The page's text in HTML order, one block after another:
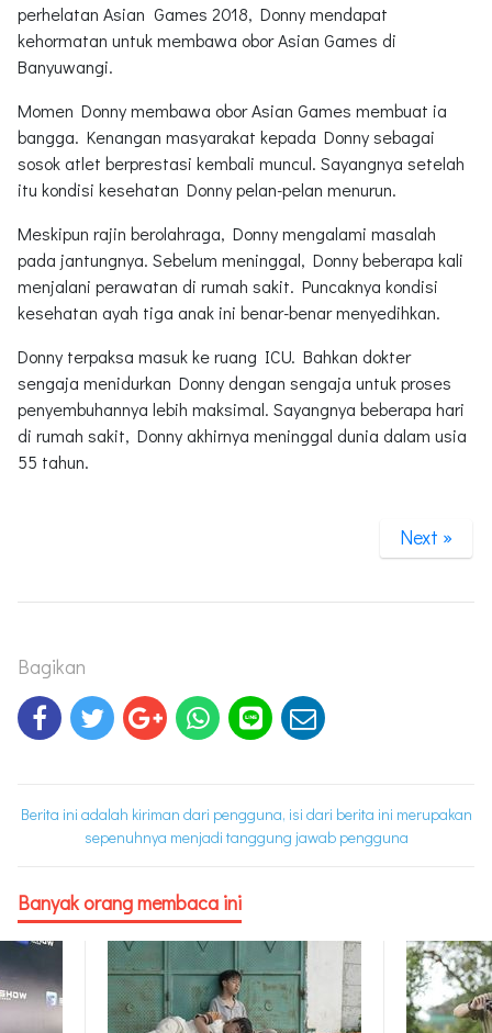
perhelatan Asian Games 2018, Donny mendapat
kehormatan untuk membawa obor Asian Games di
Banyuwangi.
Momen Donny membawa obor Asian Games membuat ia
bangga. Kenangan masyarakat kepada Donny sebagai
sosok atlet berprestasi kembali muncul. Sayangnya setelah
itu kondisi kesehatan Donny pelan-pelan menurun.
Meskipun rajin berolahraga, Donny mengalami masalah
pada jantungnya. Sebelum meninggal, Donny beberapa kali
menjalani perawatan di rumah sakit. Puncaknya kondisi
kesehatan ayah tiga anak ini benar-benar menyedihkan.
Donny terpaksa masuk ke ruang ICU. Bahkan dokter
sengaja menidurkan Donny dengan sengaja untuk proses
penyembuhannya lebih maksimal. Sayangnya beberapa hari
di rumah sakit, Donny akhirnya meninggal dunia dalam usia
55 tahun.
Next »
Bagikan
Berita ini adalah kiriman dari pengguna, isi dari berita ini merupakan
sepenuhnya menjadi tanggung jawab pengguna
Banyak orang membaca ini